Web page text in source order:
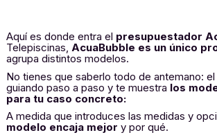
Aquí es donde entra el presupuestador
Telepiscinas, AcuaBubble es un único
agrupa distintos modelos.
No tienes que saberlo todo de antemano:
guiando paso a paso y te muestra los
para tu caso concreto:
A medida que introduces las medidas y
modelo encaja mejor y por qué.